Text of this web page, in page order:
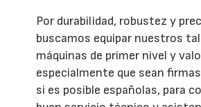
Por durabilidad, robustez y
buscamos equipar nuestros
máquinas de primer nivel y
especialmente que sean
si es posible españolas, para